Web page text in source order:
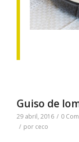
Guiso de
29 abril, 2016 / 0
/ por ceco